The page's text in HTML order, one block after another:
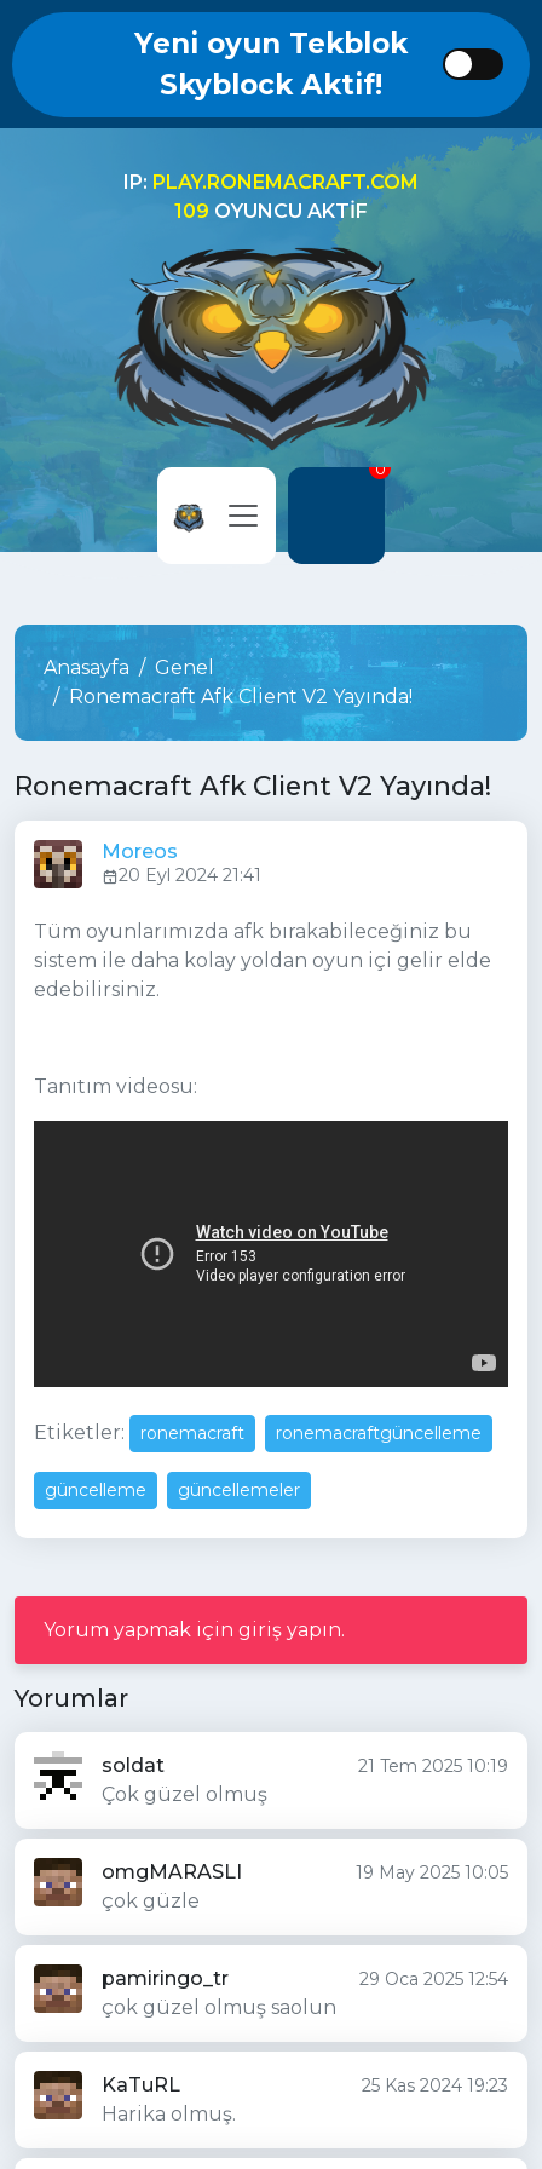
Yeni oyun Tekblok
Skyblock Aktif!
IP: PLAY.RONEMACRAFT.COM
109 OYUNCU AKTIF
0
Anasayfa
Genel
Ronemacraft Afk Client V2 Yayında!
Ronemacraft Afk Client V2 Yayında!
Moreos
20 Eyl 2024 21:41
Tüm oyunlarımızda afk bırakabileceğiniz bu
sistem ile daha kolay yoldan oyun içi gelir elde
edebilirsiniz.
Tanıtım videosu:
Etiketler: ronemacraft ronemacraftgüncelleme
güncelleme güncellemeler
Yorum yapmak için giriş yapın.
Yorumlar
soldat 21 Tem 2025 10:19
Çok güzel olmuş
omgMARASLI 19 May 2025 10:05
çok güzle
pamiringo_tr 29 Oca 2025 12:54
çok güzel olmuş saolun
KaTuRL 25 Kas 2024 19:23
Harika olmuş.